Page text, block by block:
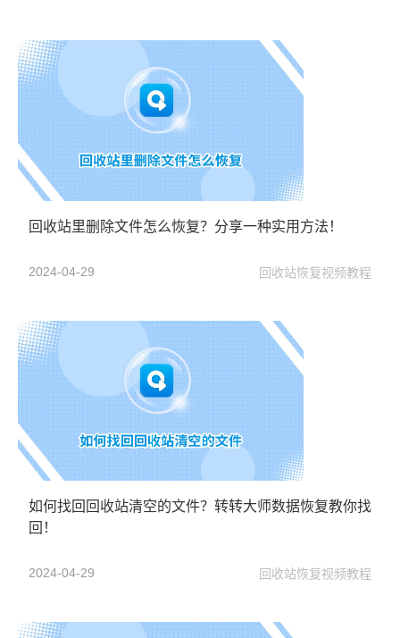
回收站里删除文件怎么恢复？分享一种实用方法！
2024-04-29 回收站恢复视频教程
如何找回回收站清空的文件？转转大师数据恢复教你找
回！
2024-04-29 回收站恢复视频教程